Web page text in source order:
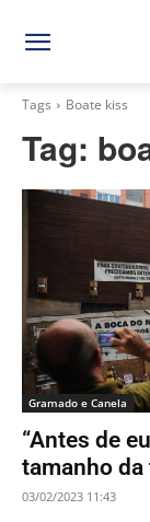
Tags Boate kiss
Tag:
Gramado e Canela
“Antes de
tamanho da
03/02/2023 11:43